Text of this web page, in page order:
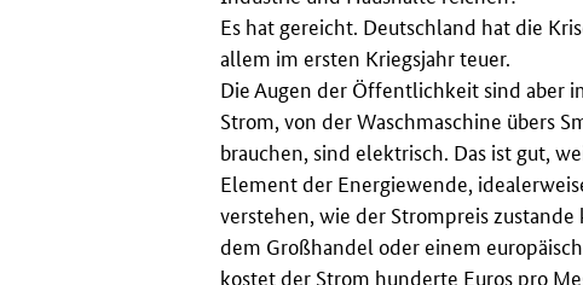
Es hat gereicht. Deutschland hat die
allem im ersten Kriegsjahr teuer.
Die Augen der Öffentlichkeit sind aber
Strom, von der Waschmaschine übers
brauchen, sind elektrisch. Das ist gut,
Element der Energiewende,
verstehen, wie der Strompreis
dem Großhandel oder einem
kostet der Strom hunderte Euros pro